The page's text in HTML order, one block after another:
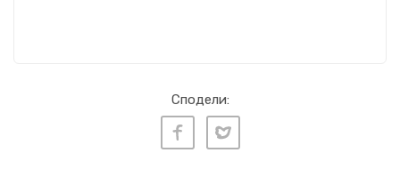
Сподели: